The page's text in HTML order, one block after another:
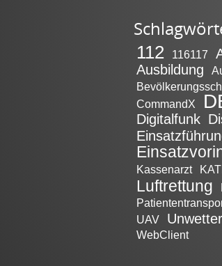
112 116117
Ausbildung
CommandX
Digitalfunk
Kassenarzt
Luftrettung
UAV
Unwetter
WebClient